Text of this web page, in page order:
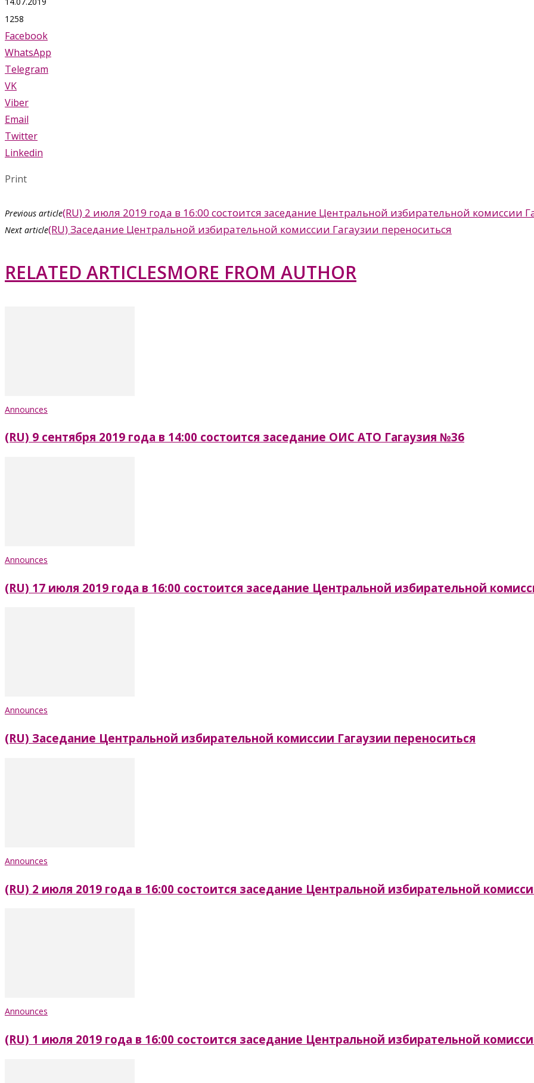
1258
Facebook
WhatsApp
Telegram
VK
Viber
Email
Twitter
Linkedin
Print
Previous article(RU) 2 июля 2019 года в 16:00 состоится заседание Центральной избирательной комиссии
Next article(RU) Заседание Центральной избирательной комиссии Гагаузии переноситься
RELATED ARTICLESMORE FROM AUTHOR
Announces
(RU) 9 сентября 2019 года в 14:00 состоится заседание ОИС АТО Гагаузия №36
Announces
(RU) 17 июля 2019 года в 16:00 состоится заседание Центральной избирательной
Announces
(RU) Заседание Центральной избирательной комиссии Гагаузии переноситься
Announces
(RU) 2 июля 2019 года в 16:00 состоится заседание Центральной избирательной
Announces
(RU) 1 июля 2019 года в 16:00 состоится заседание Центральной избирательной